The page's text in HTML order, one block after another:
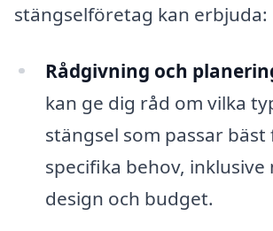
stängselföretag kan erbjuda:
Rådgivning och
kan ge dig råd om vilka
stängsel som passar
specifika behov, inklusive
design och budget.